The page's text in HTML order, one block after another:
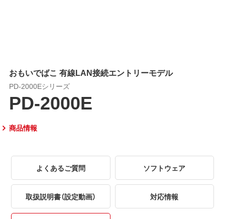
おもいでばこ 有線LAN接続エントリーモデル
PD-2000Eシリーズ
PD-2000E
商品情報
よくあるご質問 ソフトウェア
取扱説明書（設定動画） 対応情報